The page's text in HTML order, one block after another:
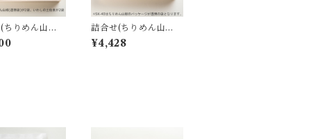
ちりめん山
し土佐煮｜IS
詰合せ(ちりめん山
椒・山椒昆布｜SK-4
0)
¥4,428